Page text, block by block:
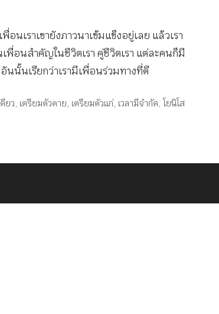
เราเขายังภาวนาเข้มแข็งอยู่เลย แล้วเรา
พื่อนสำคัญในชีวิตเรา คู่ชีวิตเรา แต่ละคนก็มี
นั้นเรียกว่าเรามีเพื่อนร่วมทางที่ดี
ยว, เตรียมตัวตาย, เตรียมตัวแก่, เวลามีจำกัด,โยนิโส